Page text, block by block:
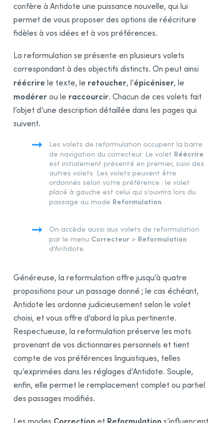
Volet Statistiques
Volet Inspection
Présentation
Volet Réécrire
Volet Épicéniser
Volet Modérer
Processus de reformulation
Description générale
Traitement d’une reformulation
Liste des résultats
Recherche linguistique
Correction Express
Anti-Oups!
Réglages
Données personnalisées
Module Anglais
Intégration à vos logiciels
Synchronisation
Rectifications de l’orthographe
Remerciements
confère à Antidote une puissance nouvelle, qui lui
permet de vous proposer des options de réécriture
fidèles à vos idées et à vos préférences.
La reformulation se présente en plusieurs volets
correspondant à des objectifs distincts. On peut ainsi
réécrire le texte, le retoucher, l’épicéniser, le
modérerou le raccourcir. Chacun de ces volets fait
l’objet d’une description détaillée dans les pages qui
suivent.
Les volets de reformulation occupent la barre
de navigation du correcteur. Le volet Réécrire
est initialement présenté en premier, suivi des
autres volets. Les volets peuvent être
ordonnés selon votre préférence : le volet
placé à gauche est celui qui s’ouvrira lors du
passage au mode Reformulation.
On accède aussi aux volets de reformulation
par le menu Correcteur > Reformulation
d’Antidote.
Généreuse, la reformulation offre jusqu’à quatre
propositions pour un passage donné ; le cas échéant,
Antidote les ordonne judicieusement selon le volet
choisi, et vous offre d’abord la plus pertinente.
Respectueuse, la reformulation préserve les mots
provenant de vos dictionnaires personnels et tient
compte de vos préférences linguistiques, telles
qu’exprimées dans les réglages d’Antidote. Souple,
enfin, elle permet le remplacement complet ou partiel
des passages modifiés.
Correction Reformulation